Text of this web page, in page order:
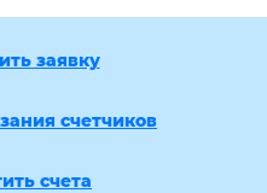
заявку
счетчиков
счета